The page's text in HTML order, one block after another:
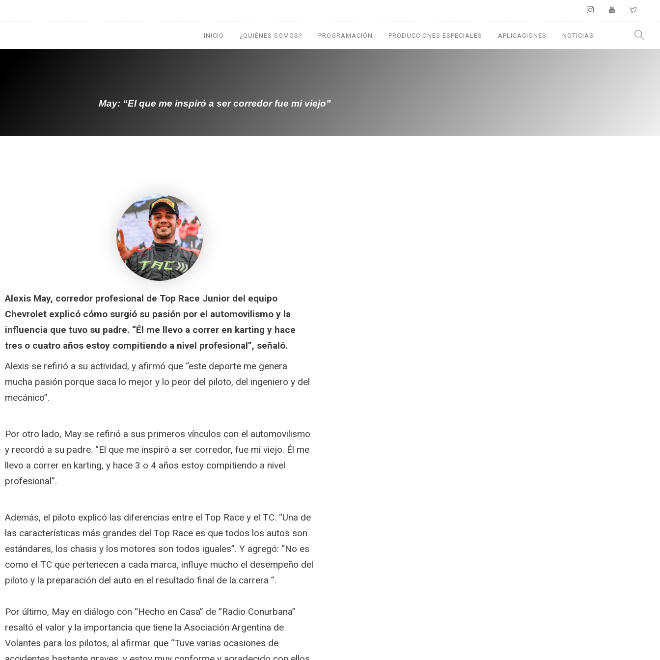
INICIO ¿QUIÉNES SOMOS? PROGRAMACIÓN PRODUCCIONES ESPECIALES APLICACIONES NOTICIAS
May: “El que me inspiró a ser corredor fue mi viejo”
Alexis May, corredor profesional de Top Race Junior del equipo
Chevrolet explicó cómo surgió su pasión por el automovilismo y la
influencia que tuvo su padre. “Él me llevo a correr en karting y hace
tres o cuatro años estoy compitiendo a nivel profesional”, señaló.
Alexis se refirió a su actividad, y afirmó que “este deporte me genera
mucha pasión porque saca lo mejor y lo peor del piloto, del ingeniero y del
mecánico”.
Por otro lado, May se refirió a sus primeros vínculos con el automovilismo
y recordó a su padre. “El que me inspiró a ser corredor, fue mi viejo. Él me
llevo a correr en karting, y hace 3 o 4 años estoy compitiendo a nivel
profesional”.
Además, el piloto explicó las diferencias entre el Top Race y el TC. “Una de
las características más grandes del Top Race es que todos los autos son
estándares, los chasis y los motores son todos iguales”. Y agregó: “No es
como el TC que pertenecen a cada marca, influye mucho el desempeño del
piloto y la preparación del auto en el resultado final de la carrera ”.
Por último, May en diálogo con “Hecho en Casa” de “Radio Conurbana”
resaltó el valor y la importancia que tiene la Asociación Argentina de
Volantes para los pilotos, al afirmar que “Tuve varias ocasiones de